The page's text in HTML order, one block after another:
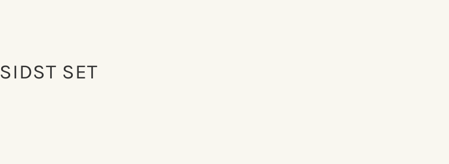
SIDST SET